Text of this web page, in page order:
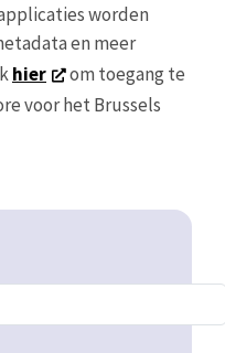
worden
en meer
hier
om toegang te
voor het Brussels